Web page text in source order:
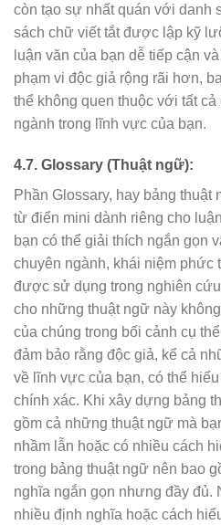
còn tạo sự nhất quán với danh
sách chữ viết tắt được lập kỹ
luận văn của bạn dễ tiếp cận
phạm vi độc giả rộng rãi hơn,
thể không quen thuộc với tất
ngành trong lĩnh vực của bạn.
4.7. Glossary (Thuật ngữ):
Phần Glossary, hay bảng thuật
từ điển mini dành riêng cho
bạn có thể giải thích ngắn gọn
chuyên ngành, khái niệm phức
được sử dụng trong nghiên
cho những thuật ngữ này
của chúng trong bối cảnh cụ
đảm bảo rằng độc giả, kể cả
về lĩnh vực của bạn, có thể
chính xác. Khi xây dựng bảng
gồm cả những thuật ngữ mà
nhầm lẫn hoặc có nhiều cách
trong bảng thuật ngữ nên bao
nghĩa ngắn gọn nhưng đầy đủ.
nhiều định nghĩa hoặc cách